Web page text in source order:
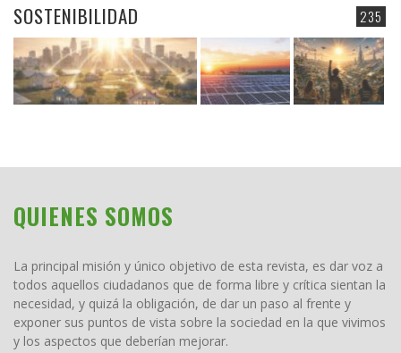
235
SOSTENIBILIDAD
QUIENES SOMOS
La principal misión y único objetivo de esta revista, es dar voz a
todos aquellos ciudadanos que de forma libre y crítica sientan la
necesidad, y quizá la obligación, de dar un paso al frente y
exponer sus puntos de vista sobre la sociedad en la que vivimos
y los aspectos que deberían mejorar.